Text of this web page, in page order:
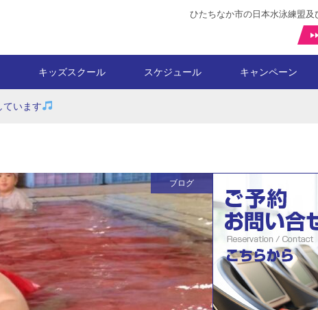
ひたちなか市の日本水泳練盟
キッズスクール スケジュール キャンペーン
ています
ブログ